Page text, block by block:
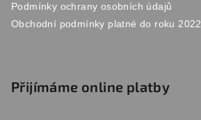
Podmínky ochrany osobních údajů
Obchodní podmínky platné do roku 2022
Přijímáme online platby